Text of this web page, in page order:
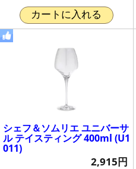
カートに入れる
シェフ＆ソムリエ ユニバーサ
ル テイスティング 400ml (U1
011)
2,915円